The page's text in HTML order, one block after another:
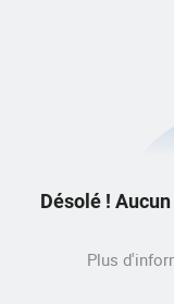
Désolé !
Plus